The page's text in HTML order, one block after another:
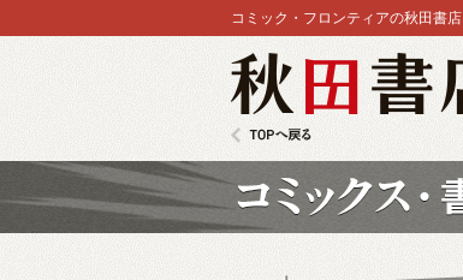
コミック・フロンティアの秋田書店